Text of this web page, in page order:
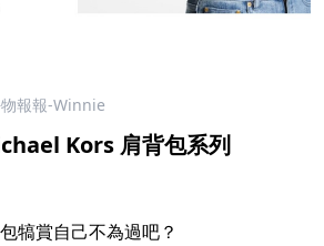
物報報-Winnie
Kors 肩背包系列
犒賞自己不為過吧？